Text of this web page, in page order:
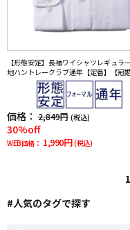
【形態安定】長袖ワイシャツレギュラ
地ハントレークラブ通年【定番】【冠
リクルート使用可】
価格： 2,849円 (税込)
30%off
WEB価格： 1,990円 (税込)
#人気のタグで探す